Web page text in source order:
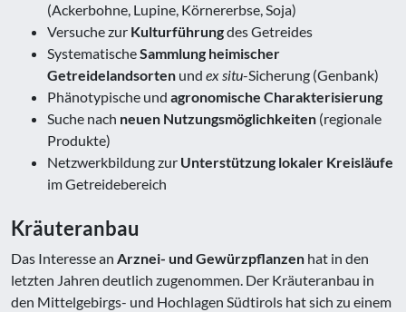
(Ackerbohne, Lupine, Körnererbse, Soja)
Versuche zur Kulturführungdes Getreides
SystematischeSammlung heimischer
Getreidelandsorten und ex situ-Sicherung (Genbank)
Phänotypische und agronomische Charakterisierung
Suche nach neuen Nutzungsmöglichkeiten (regionale
Produkte)
Netzwerkbildung zur Unterstützung lokaler Kreisläufe
im Getreidebereich
Kräuteranbau
Das Interesse an Arznei- und Gewürzpflanzen hat in den
letzten Jahren deutlich zugenommen. Der Kräuteranbau in
den Mittelgebirgs- und Hochlagen Südtirols hat sich zu einem